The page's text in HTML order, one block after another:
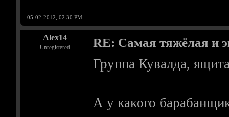
05-02-2012, 02:30 PM
Alex14
Unregistered RE: Самая тяжёлая и
Группа Кувалда,
А у какого